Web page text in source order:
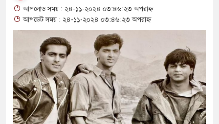
থাকায় বিক্রিতে নিষেধাজ্ঞা
অত্যাচারের ছবি যেন আর তুলতে
আলাল
‘গুলশানের চামেলি’তে ভিন্ন রূপে
যৌনকর্মীর দালাল চরিত্রে
সারজিস-পাটোয়ারীসহ ১০ জনের
আপলোড সময় : ২৪-১১-২০২৪ ০৩:৪৬:২৩ অপরাহ্ন
আপডেট সময় : ২৪-১১-২০২৪ ০৩:৪৬:২৩ অপরাহ্ন